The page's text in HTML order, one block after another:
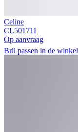
Celine
CL50171I
Op aanvraag
Bril passen in de winkel